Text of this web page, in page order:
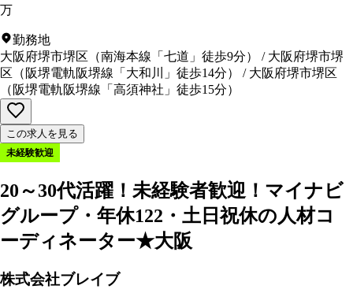
万
勤務地
大阪府堺市堺区 （南海本線「七道」徒歩9分） / 大阪府堺市堺
区 （ 阪堺電軌阪堺線「大和川」徒歩14分） / 大阪府堺市堺区
（ 阪堺電軌阪堺線「高須神社」徒歩15分）
この求人を見る
未経験歓迎
20～30代活躍！未経験者歓迎！マイナビ
グループ・年休122・土日祝休の人材コ
ーディネーター★大阪
株式会社ブレイブ